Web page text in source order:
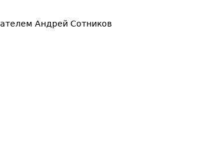
Андрей Сотников